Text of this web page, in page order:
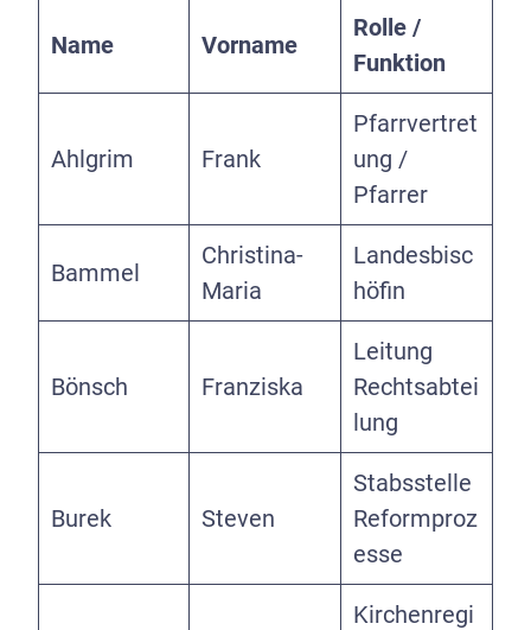
Name Vorname
Rolle /
Funktion
Ahlgrim Frank
Pfarrvertret
ung /
Pfarrer
Bammel
Christina-
Maria
Landesbisc
höfin
Bönsch Franziska
Leitung
Rechtsabtei
lung
Burek Steven
Stabsstelle
Reformproz
esse
Kirchenregi